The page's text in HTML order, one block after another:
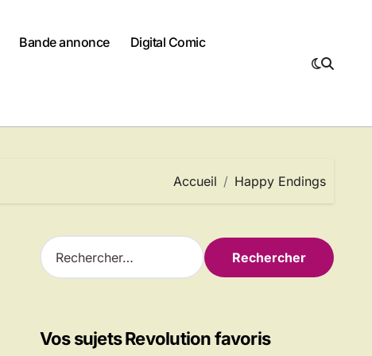
Bande annonce Digital Comic
Accueil Happy Endings
R
e
r
c
Vos sujets Revolution favoris